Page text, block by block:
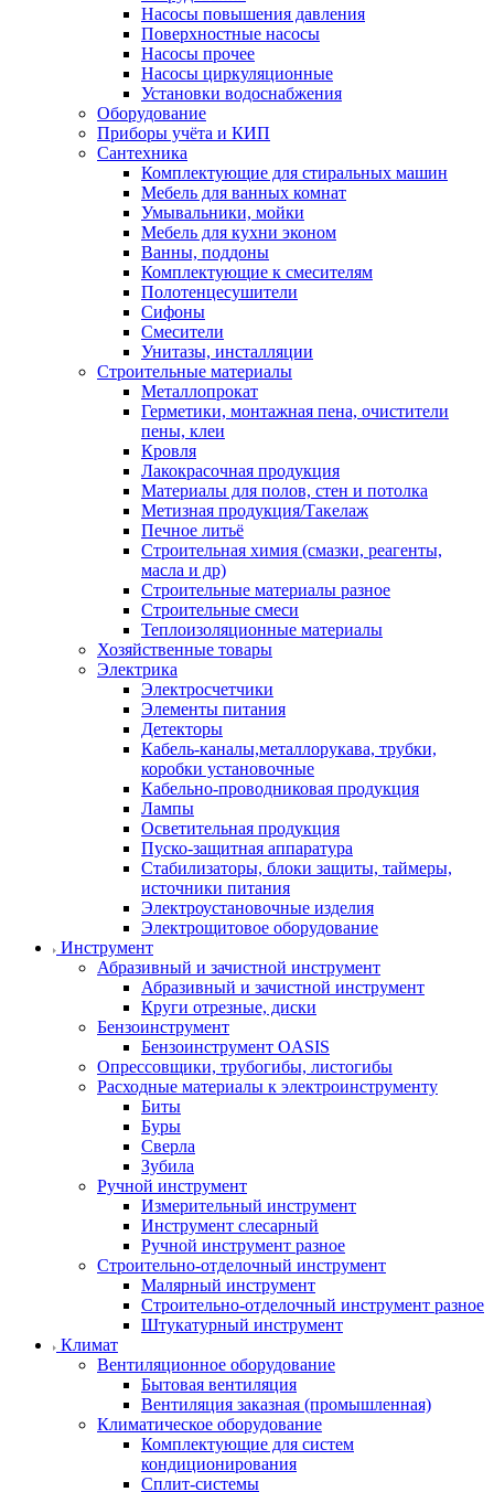
Насосы повышения давления
Поверхностные насосы
Насосы прочее
Насосы циркуляционные
Установки водоснабжения
Оборудование
Приборы учёта и КИП
Сантехника
Комплектующие для стиральных машин
Мебель для ванных комнат
Умывальники, мойки
Мебель для кухни эконом
Ванны, поддоны
Комплектующие к смесителям
Полотенцесушители
Сифоны
Смесители
Унитазы, инсталляции
Строительные материалы
Металлопрокат
Герметики, монтажная пена, очистители
пены, клеи
Кровля
Лакокрасочная продукция
Материалы для полов, стен и потолка
Метизная продукция/Такелаж
Печное литьё
Строительная химия (смазки, реагенты,
масла и др)
Строительные материалы разное
Строительные смеси
Теплоизоляционные материалы
Хозяйственные товары
Электрика
Электросчетчики
Элементы питания
Детекторы
Кабель-каналы,металлорукава, трубки,
коробки установочные
Кабельно-проводниковая продукция
Лампы
Осветительная продукция
Пуско-защитная аппаратура
Стабилизаторы, блоки защиты, таймеры,
источники питания
Электроустановочные изделия
Электрощитовое оборудование
Инструмент
Абразивный и зачистной инструмент
Абразивный и зачистной инструмент
Круги отрезные, диски
Бензоинструмент
Бензоинструмент OASIS
Опрессовщики, трубогибы, листогибы
Расходные материалы к электроинструменту
Биты
Буры
Сверла
Зубила
Ручной инструмент
Измерительный инструмент
Инструмент слесарный
Ручной инструмент разное
Строительно-отделочный инструмент
Малярный инструмент
Строительно-отделочный инструмент разное
Штукатурный инструмент
Климат
Вентиляционное оборудование
Бытовая вентиляция
Вентиляция заказная (промышленная)
Климатическое оборудование
Комплектующие для систем
кондиционирования
Сплит-системы